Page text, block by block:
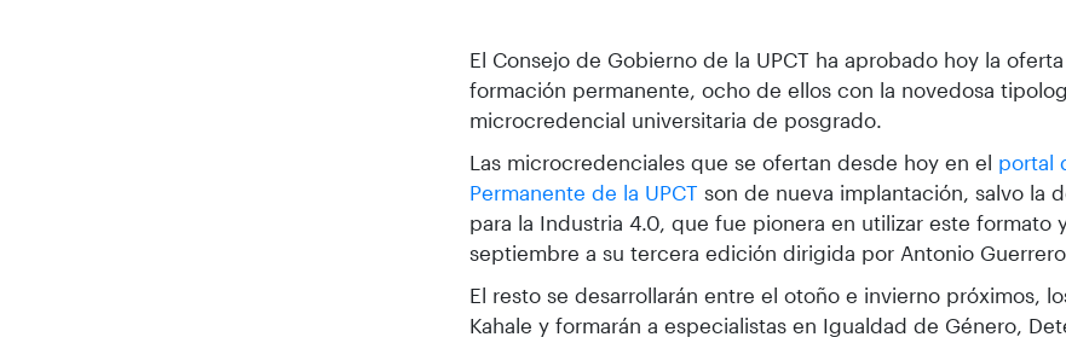
El Consejo de Gobierno de la UPCT ha aprobado hoy la
formación permanente, ocho de ellos con la novedosa
microcredencial universitaria de posgrado.
Las microcredenciales que se ofertan desde hoy en el portal
Permanente de la UPCT son de nueva implantación, salvo la
para la Industria 4.0, que fue pionera en utilizar este formato
septiembre a su tercera edición dirigida por Antonio
El resto se desarrollarán entre el otoño e invierno próximos,
Kahale y formarán a especialistas en Igualdad de Género,